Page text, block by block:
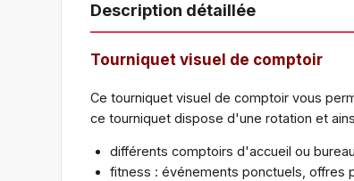
Description détaillée
Tourniquet visuel de comptoir
Ce tourniquet visuel de comptoir vous
ce tourniquet dispose d'une rotation et
différents comptoirs d'accueil ou bureau
fitness : événements ponctuels, offres